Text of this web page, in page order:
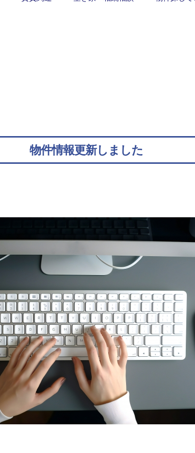
物件情報更新しました